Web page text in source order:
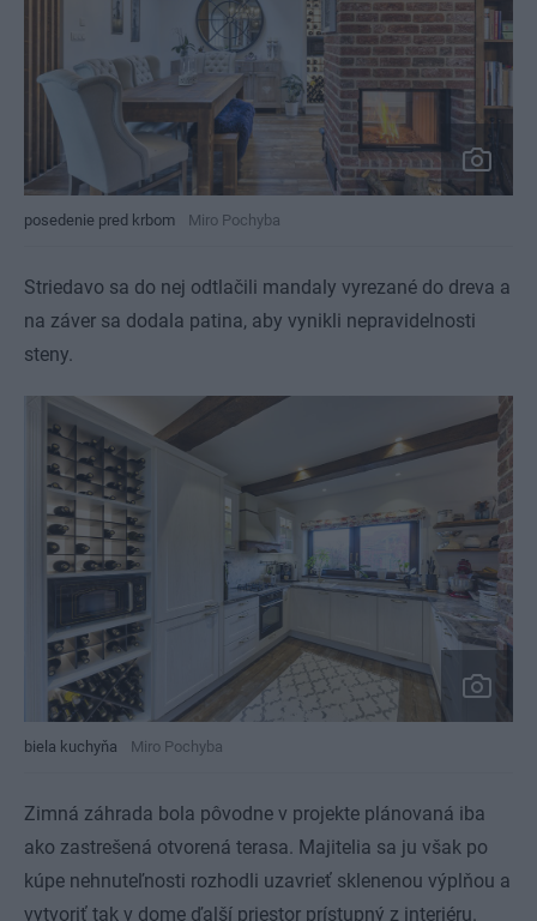
posedenie pred krbom Miro Pochyba
Striedavo sa do nej odtlačili mandaly vyrezané do dreva a
na záver sa dodala patina, aby vynikli nepravidelnosti
steny.
biela kuchyňa Miro Pochyba
Zimná záhrada bola pôvodne v projekte plánovaná iba
ako zastrešená otvorená terasa. Majitelia sa ju však po
kúpe nehnuteľnosti rozhodli uzavrieť sklenenou výplňou a
vytvoriť tak v dome ďalší priestor prístupný z interiéru.